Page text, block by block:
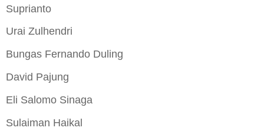
Suprianto
Urai Zulhendri
Bungas Fernando Duling
David Pajung
Eli Salomo Sinaga
Sulaiman Haikal